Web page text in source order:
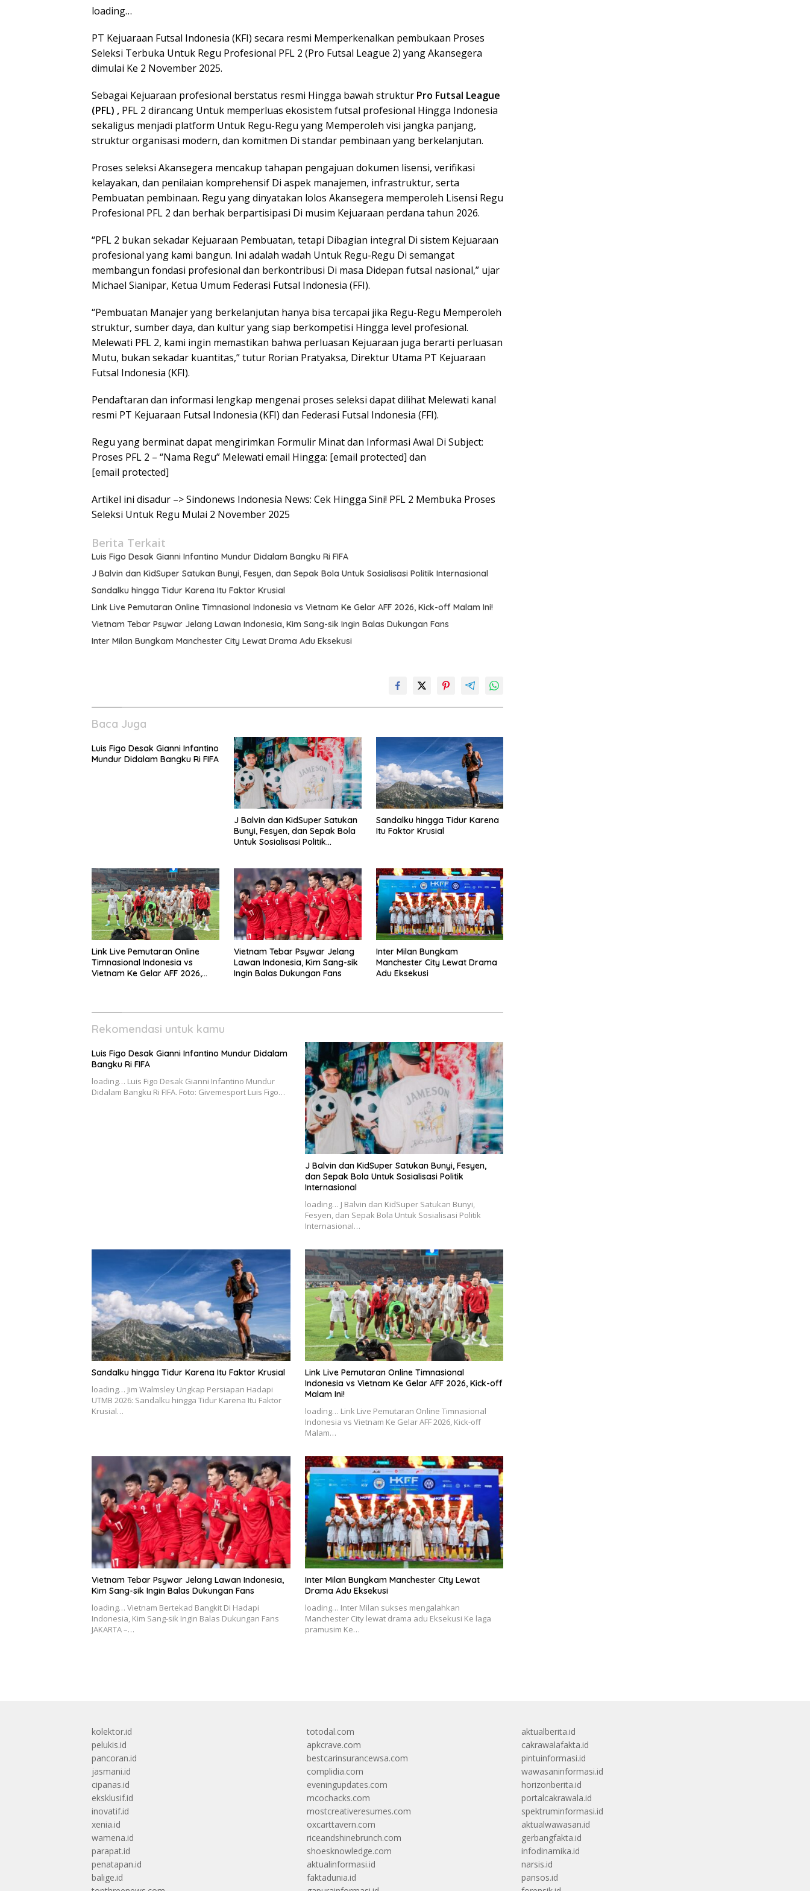
loading…
PT Kejuaraan Futsal Indonesia (KFI) secara resmi Memperkenalkan pembukaan Proses
Seleksi Terbuka Untuk Regu Profesional PFL 2 (Pro Futsal League 2) yang Akansegera
dimulai Ke 2 November 2025.
Sebagai Kejuaraan profesional berstatus resmi Hingga bawah struktur Pro Futsal League
(PFL) , PFL 2 dirancang Untuk memperluas ekosistem futsal profesional Hingga Indonesia
sekaligus menjadi platform Untuk Regu-Regu yang Memperoleh visi jangka panjang,
struktur organisasi modern, dan komitmen Di standar pembinaan yang berkelanjutan.
Proses seleksi Akansegera mencakup tahapan pengajuan dokumen lisensi, verifikasi
kelayakan, dan penilaian komprehensif Di aspek manajemen, infrastruktur, serta
Pembuatan pembinaan. Regu yang dinyatakan lolos Akansegera memperoleh Lisensi Regu
Profesional PFL 2 dan berhak berpartisipasi Di musim Kejuaraan perdana tahun 2026.
“PFL 2 bukan sekadar Kejuaraan Pembuatan, tetapi Dibagian integral Di sistem Kejuaraan
profesional yang kami bangun. Ini adalah wadah Untuk Regu-Regu Di semangat
membangun fondasi profesional dan berkontribusi Di masa Didepan futsal nasional,” ujar
Michael Sianipar, Ketua Umum Federasi Futsal Indonesia (FFI).
“Pembuatan Manajer yang berkelanjutan hanya bisa tercapai jika Regu-Regu Memperoleh
struktur, sumber daya, dan kultur yang siap berkompetisi Hingga level profesional.
Melewati PFL 2, kami ingin memastikan bahwa perluasan Kejuaraan juga berarti perluasan
Mutu, bukan sekadar kuantitas,” tutur Rorian Pratyaksa, Direktur Utama PT Kejuaraan
Futsal Indonesia (KFI).
Pendaftaran dan informasi lengkap mengenai proses seleksi dapat dilihat Melewati kanal
resmi PT Kejuaraan Futsal Indonesia (KFI) dan Federasi Futsal Indonesia (FFI).
Regu yang berminat dapat mengirimkan Formulir Minat dan Informasi Awal Di Subject:
Proses PFL 2 – “Nama Regu” Melewati email Hingga: [email protected] dan
[email protected]
Artikel ini disadur –> Sindonews Indonesia News: Cek Hingga Sini! PFL 2 Membuka Proses
Seleksi Untuk Regu Mulai 2 November 2025
Berita Terkait
Luis Figo Desak Gianni Infantino Mundur Didalam Bangku Ri FIFA
J Balvin dan KidSuper Satukan Bunyi, Fesyen, dan Sepak Bola Untuk Sosialisasi Politik Internasional
Sandalku hingga Tidur Karena Itu Faktor Krusial
Link Live Pemutaran Online Timnasional Indonesia vs Vietnam Ke Gelar AFF 2026, Kick-off Malam Ini!
Vietnam Tebar Psywar Jelang Lawan Indonesia, Kim Sang-sik Ingin Balas Dukungan Fans
Inter Milan Bungkam Manchester City Lewat Drama Adu Eksekusi
Baca Juga
Luis Figo Desak Gianni Infantino
Mundur Didalam Bangku Ri FIFA
J Balvin dan KidSuper Satukan
Bunyi, Fesyen, dan Sepak Bola
Untuk Sosialisasi Politik
Sandalku hingga Tidur Karena
Itu Faktor Krusial
Link Live Pemutaran Online
Timnasional Indonesia vs
Vietnam Ke Gelar AFF 2026,
Vietnam Tebar Psywar Jelang
Lawan Indonesia, Kim Sang-sik
Ingin Balas Dukungan Fans
Inter Milan Bungkam
Manchester City Lewat Drama
Adu Eksekusi
Rekomendasi untuk kamu
Luis Figo Desak Gianni Infantino Mundur Didalam
Bangku Ri FIFA
loading… Luis Figo Desak Gianni Infantino Mundur
Didalam Bangku Ri FIFA. Foto: Givemesport Luis Figo…
J Balvin dan KidSuper Satukan Bunyi, Fesyen,
dan Sepak Bola Untuk Sosialisasi Politik
Internasional
loading… J Balvin dan KidSuper Satukan Bunyi,
Fesyen, dan Sepak Bola Untuk Sosialisasi Politik
Internasional…
Sandalku hingga Tidur Karena Itu Faktor Krusial
loading… Jim Walmsley Ungkap Persiapan Hadapi
UTMB 2026: Sandalku hingga Tidur Karena Itu Faktor
Krusial…
Link Live Pemutaran Online Timnasional
Indonesia vs Vietnam Ke Gelar AFF 2026, Kick-off
Malam Ini!
loading… Link Live Pemutaran Online Timnasional
Indonesia vs Vietnam Ke Gelar AFF 2026, Kick-off
Malam…
Vietnam Tebar Psywar Jelang Lawan Indonesia,
Kim Sang-sik Ingin Balas Dukungan Fans
loading… Vietnam Bertekad Bangkit Di Hadapi
Indonesia, Kim Sang-sik Ingin Balas Dukungan Fans
JAKARTA –…
Inter Milan Bungkam Manchester City Lewat
Drama Adu Eksekusi
loading… Inter Milan sukses mengalahkan
Manchester City lewat drama adu Eksekusi Ke laga
pramusim Ke…
kolektor.id
pelukis.id
pancoran.id
jasmani.id
cipanas.id
eksklusif.id
inovatif.id
xenia.id
wamena.id
parapat.id
penatapan.id
balige.id
totodal.com
apkcrave.com
bestcarinsurancewsa.com
complidia.com
eveningupdates.com
mcochacks.com
mostcreativeresumes.com
oxcarttavern.com
riceandshinebrunch.com
shoesknowledge.com
aktualinformasi.id
faktadunia.id
aktualberita.id
cakrawalafakta.id
pintuinformasi.id
wawasaninformasi.id
horizonberita.id
portalcakrawala.id
spektruminformasi.id
aktualwawasan.id
gerbangfakta.id
infodinamika.id
narsis.id
pansos.id